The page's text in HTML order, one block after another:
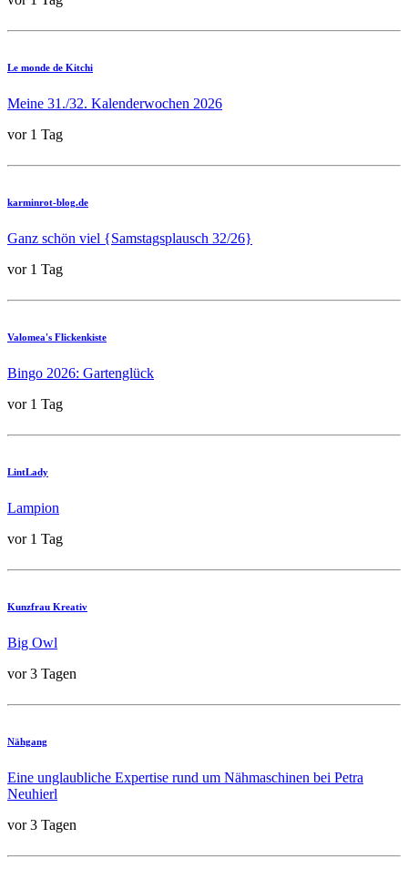
Le monde de Kitchi
Meine 31./32. Kalenderwochen 2026
vor 1 Tag
karminrot-blog.de
Ganz schön viel {Samstagsplausch 32/26}
vor 1 Tag
Valomea's Flickenkiste
Bingo 2026: Gartenglück
vor 1 Tag
LintLady
Lampion
vor 1 Tag
Kunzfrau Kreativ
Big Owl
vor 3 Tagen
Nähgang
Eine unglaubliche Expertise rund um Nähmaschinen bei Petra
Neuhierl
vor 3 Tagen